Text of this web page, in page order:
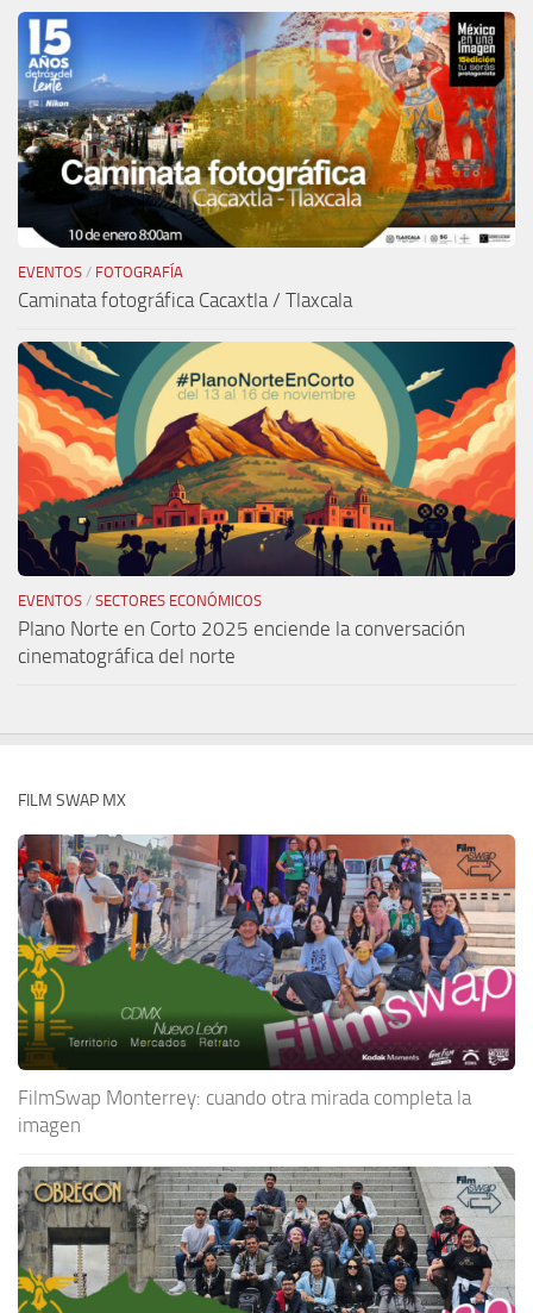
EVENTOS / FOTOGRAFÍA
Caminata fotográfica Cacaxtla / Tlaxcala
EVENTOS / SECTORES ECONÓMICOS
Plano Norte en Corto 2025 enciende la conversación
cinematográfica del norte
FILM SWAP MX
FilmSwap Monterrey: cuando otra mirada completa la
imagen